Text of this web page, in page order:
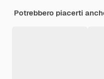
Potrebbero piacerti